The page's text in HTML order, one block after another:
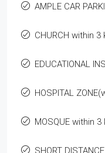
AMPLE CAR
CHURCH within 3
EDUCATIONAL
HOSPITAL
MOSQUE within 3
SHORT